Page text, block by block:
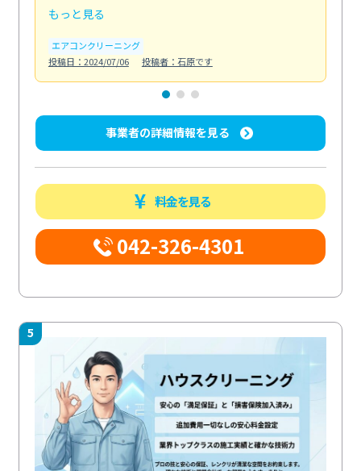
もっと見る
エアコンクリーニング
投稿日：2024/07/06
投稿者：石原です
事業者の詳細情報を見る
料金を見る
042-326-4301
5